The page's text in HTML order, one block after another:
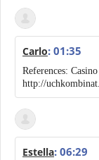
Carlo: 01:35
References:
http://
Estella: 06:29